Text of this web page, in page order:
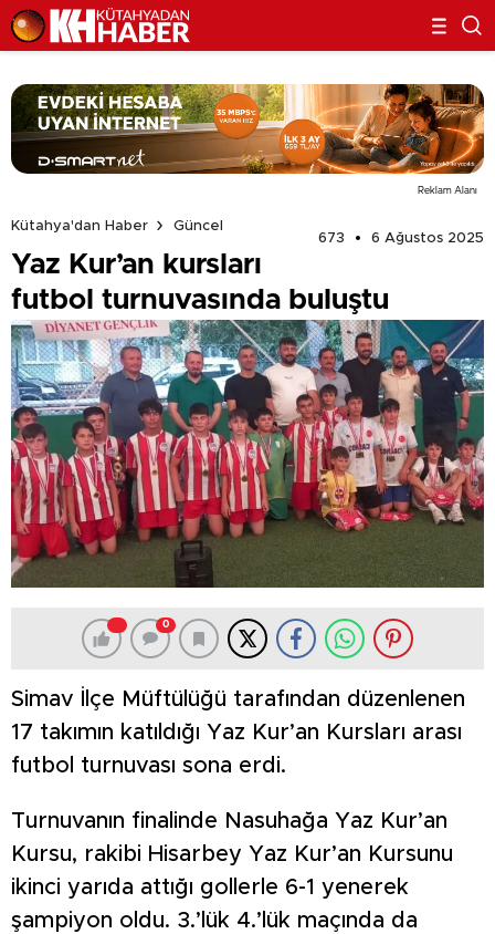
Reklam Alanı
Kütahya'dan Haber
Güncel
673
6 Ağustos 2025
Yaz Kur’an kursları
futbol turnuvasında buluştu
0
Simav İlçe Müftülüğü tarafından düzenlenen
17 takımın katıldığı Yaz Kur’an Kursları arası
futbol turnuvası sona erdi.
Turnuvanın finalinde Nasuhağa Yaz Kur’an
Kursu, rakibi Hisarbey Yaz Kur’an Kursunu
ikinci yarıda attığı gollerle 6-1 yenerek
şampiyon oldu. 3.’lük 4.’lük maçında da